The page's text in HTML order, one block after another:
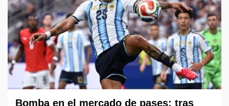
Bomba en el mercado de pases: tras